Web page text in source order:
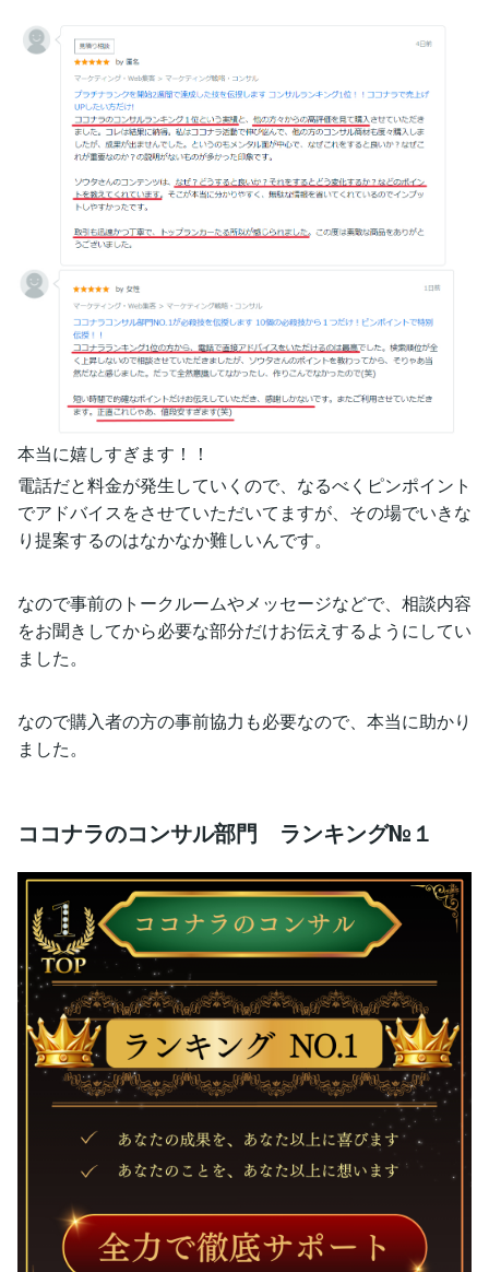
本当に嬉しすぎます！！
電話だと料金が発生していくので、なるべくピンポイント
でアドバイスをさせていただいてますが、その場でいきな
り提案するのはなかなか難しいんです。
なので事前のトークルームやメッセージなどで、相談内容
をお聞きしてから必要な部分だけお伝えするようにしてい
ました。
なので購入者の方の事前協力も必要なので、本当に助かり
ました。
ココナラのコンサル部門 ランキング№１